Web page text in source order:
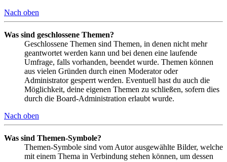
Nach oben
Was sind geschlossene Themen?
Geschlossene Themen sind Themen, in denen nicht mehr
geantwortet werden kann und bei denen eine laufende
Umfrage, falls vorhanden, beendet wurde. Themen können
aus vielen Gründen durch einen Moderator oder
Administrator gesperrt werden. Eventuell hast du auch die
Möglichkeit, deine eigenen Themen zu schließen, sofern dies
durch die Board-Administration erlaubt wurde.
Nach oben
Was sind Themen-Symbole?
Themen-Symbole sind vom Autor ausgewählte Bilder, welche
mit einem Thema in Verbindung stehen können, um dessen